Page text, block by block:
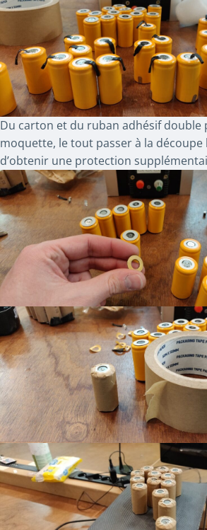
Du carton et du ruban adhésif double
moquette, le tout passer à la découpe
d’obtenir une protection